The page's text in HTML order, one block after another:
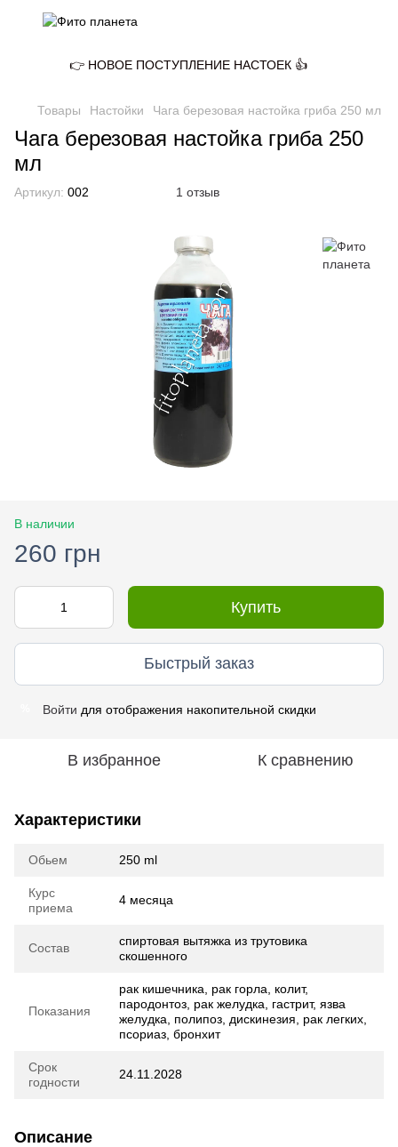
👉 НОВОЕ ПОСТУПЛЕНИЕ НАСТОЕК 👍
Товары Настойки Чага березовая настойка гриба 250 мл
Чага березовая настойка гриба 250
мл
Артикул: 002 1 отзыв
В наличии
260 грн
Купить
Быстрый заказ
Войти для отображения накопительной скидки
В избранное К сравнению
Характеристики
Обьем 250 ml
Курс
приема
4 месяца
Состав
спиртовая вытяжка из трутовика
скошенного
Показания
рак кишечника, рак горла, колит,
пародонтоз, рак желудка, гастрит, язва
желудка, полипоз, дискинезия, рак легких,
псориаз, бронхит
Срок
годности
24.11.2028
Описание